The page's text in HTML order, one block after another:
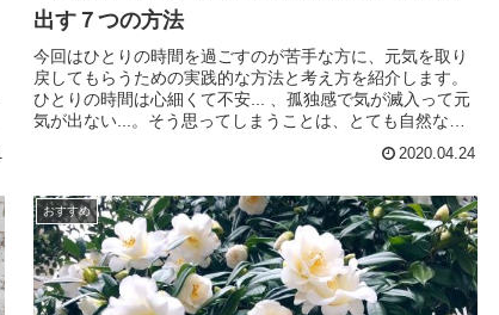
出す７つの方法
今回はひとりの時間を過ごすのが苦手な方に、元気を取り
戻してもらうための実践的な方法と考え方を紹介します。
ひとりの時間は心細くて不安... 、孤独感で気が滅入って元
気が出ない...。そう思ってしまうことは、とても自然なこ
2020.04.24
おすすめ